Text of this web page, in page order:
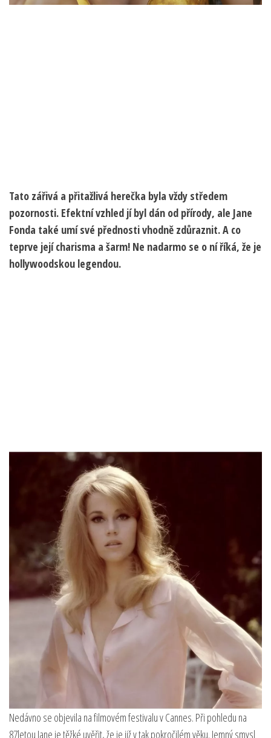
Tato zářivá a přitažlivá herečka byla vždy středem
pozornosti. Efektní vzhled jí byl dán od přírody, ale Jane
Fonda také umí své přednosti vhodně zdůraznit. A co
teprve její charisma a šarm! Ne nadarmo se o ní říká, že je
hollywoodskou legendou.
Nedávno se objevila na filmovém festivalu v Cannes. Při pohledu na
87letou Jane je těžké uvěřit, že je již v tak pokročilém věku. Jemný smysl